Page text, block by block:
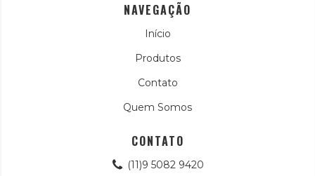
NAVEGAÇÃO
Início
Produtos
Contato
Quem Somos
CONTATO
(11)9 5082 9420